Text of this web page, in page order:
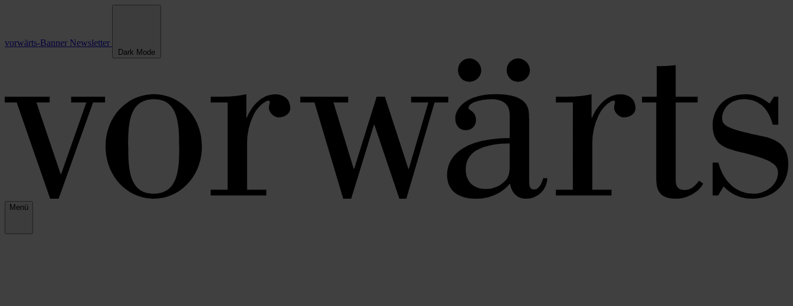
vorwärts-Banner Newsletter
Dark Mode
Menü